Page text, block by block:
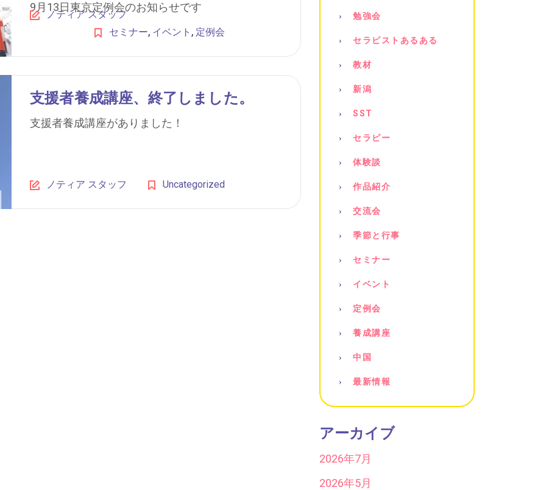
9月13日東京定例会のお知らせです
ノティア スタッフ
セミナー, イベント , 定例会
支援者養成講座、終了しました。
支援者養成講座がありました！
ノティア スタッフ Uncategorized
勉強会
セラピストあるある
教材
新潟
SST
セラピー
体験談
作品紹介
交流会
季節と行事
セミナー
イベント
定例会
養成講座
中国
最新情報
アーカイブ
2026年7月
2026年5月